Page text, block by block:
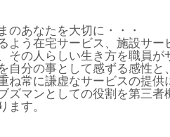
のあなたを大切に・・・
よう在宅サービス、施設サ
その人らしい生き方を職員が
自分の事として感ずる感性
ね常に謙虚なサービスの提供
ズマンとしての役割を第三
ます。